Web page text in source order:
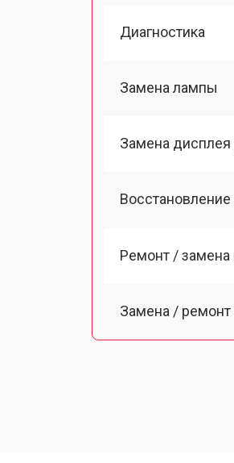
Диагностика
Замена лампы
Замена дисплея
Ремонт / замена
Замена / ремонт